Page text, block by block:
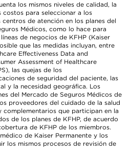
los mismos niveles de calidad, la
para seleccionar a los
de atención en los planes del
Médicos, como lo hace para
de negocios de KFHP (Kaiser
que las medidas incluyan, entre
Effectiveness Data and
Assessment of Healthcare
las quejas de los
de seguridad del paciente, las
y la necesidad geográfica. Los
del Mercado de Seguros Médicos de
proveedores del cuidado de la salud
complementarios que participan en la
de los planes de KFHP, de acuerdo
de KFHP de los miembros.
de Kaiser Permanente y los
los mismos procesos de revisión de